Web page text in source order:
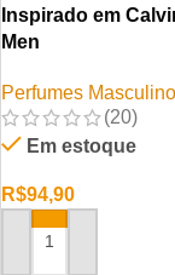
Inspirado em
Men
Perfumes
(20)
Em estoque
R$94,90
ADICIONAR AO